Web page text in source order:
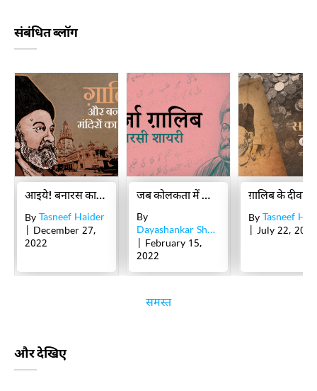
संबंधित ब्लॉग
आइये! बनारस का हुस्न ग़ालिब की नज़र से देखते हैं
By Tasneef Haider
| December 27,
2022
जब कोलकता में ग़ालिब के एक फ़ारसी शेर पर विवाद खड़ा हो गया
By
Dayashankar Shukl Sagar
| February 15,
2022
By Tasneef
| July 22, 2021
समस्त
और देखिए